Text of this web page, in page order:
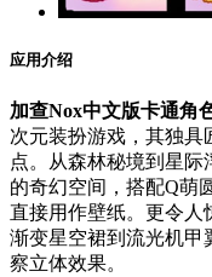
应用介绍
加查Nox中文版卡通角
次元装扮游戏，其独
点。从森林秘境到星际
的奇幻空间，搭配Q萌
直接用作壁纸。更令人
渐变星空裙到流光机甲
察立体效果。